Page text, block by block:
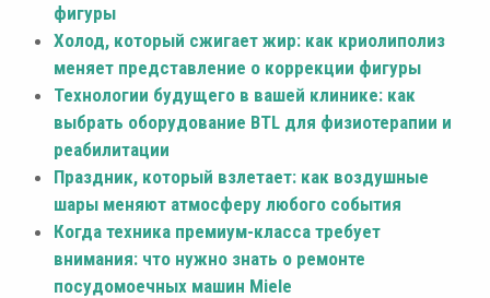
фигуры
Холод, который сжигает жир: как криолиполиз
меняет представление о коррекции фигуры
Технологии будущего в вашей клинике: как
выбрать оборудование BTL для физиотерапии и
реабилитации
Праздник, который взлетает: как воздушные
шары меняют атмосферу любого события
Когда техника премиум-класса требует
внимания: что нужно знать о ремонте
посудомоечных машин Miele